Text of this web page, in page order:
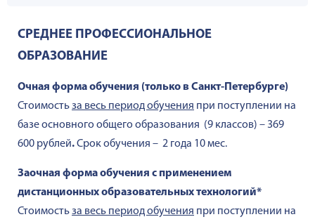
СРЕДНЕЕ ПРОФЕССИОНАЛЬНОЕ
ОБРАЗОВАНИЕ
Очная форма обучения (только в Санкт-Петербурге)
Стоимостьза весь период обучения при поступлении на
базе основного общего образования (9 классов) – 369
600 рублей.Срок обучения – 2 года 10 мес.
Заочная форма обучения c применением
дистанционных образовательных технологий*
Стоимостьза весь период обучения при поступлении на